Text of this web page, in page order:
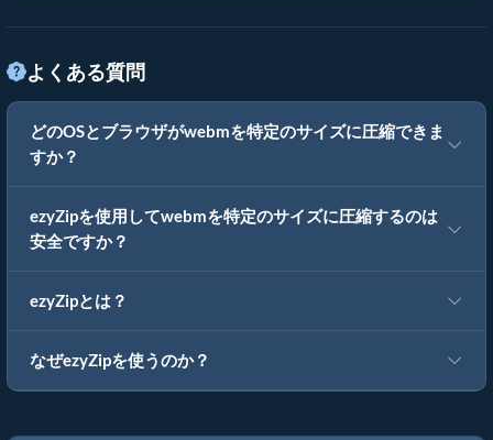
よくある質問
どのOSとブラウザがwebmを特定のサイズに圧縮できま
すか？
ezyZipを使用してwebmを特定のサイズに圧縮するのは
安全ですか？
ezyZipとは？
なぜezyZipを使うのか？